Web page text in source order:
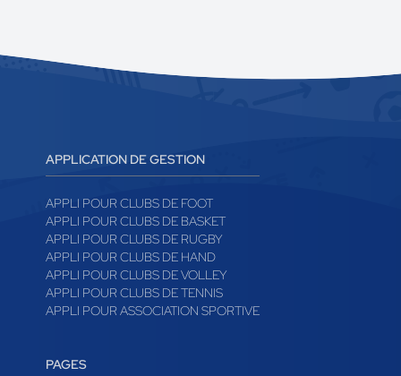
APPLICATION DE GESTION
APPLI POUR CLUBS DE FOOT
APPLI POUR CLUBS DE BASKET
APPLI POUR CLUBS DE RUGBY
APPLI POUR CLUBS DE HAND
APPLI POUR CLUBS DE VOLLEY
APPLI POUR CLUBS DE TENNIS
APPLI POUR ASSOCIATION SPORTIVE
PAGES